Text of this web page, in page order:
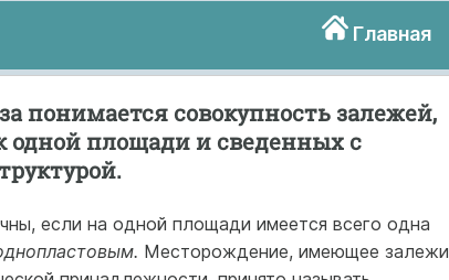
Главная
понимается совокупность залежей,
одной площади и сведенных с
если на одной площади имеется всего одна
Месторождение, имеющее залежи